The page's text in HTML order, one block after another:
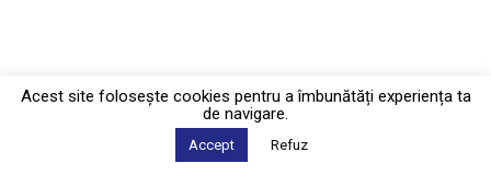
Acest site foloseşte cookies pentru a îmbunătăți experiența ta
de navigare.
Accept Refuz